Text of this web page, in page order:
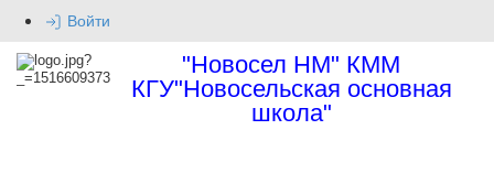
Войти
"Новосел НМ" КММ
КГУ"Новосельская основная
школа"